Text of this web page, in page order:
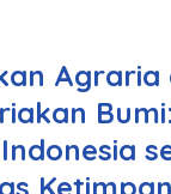
Agraria